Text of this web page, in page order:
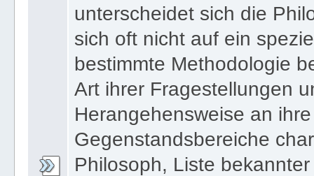
unterscheidet sich die
sich oft nicht auf ein
bestimmte Methodologie
Art ihrer Fragestellungen
Herangehensweise an
Gegenstandsbereiche
Philosoph, Liste